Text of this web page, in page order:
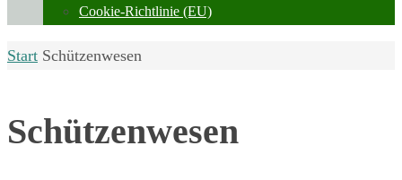
Cookie-Richtlinie (EU)
Start Schützenwesen
Schützenwesen